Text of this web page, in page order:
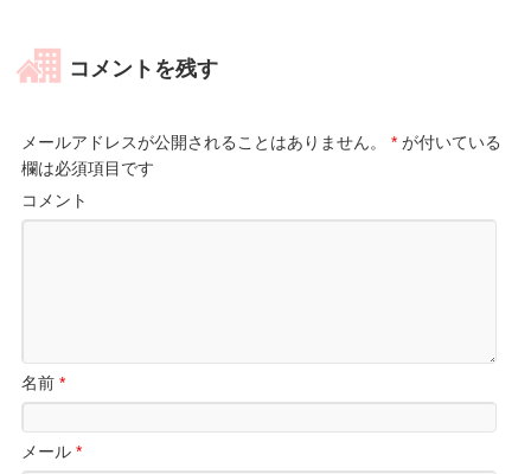
コメントを残す
メールアドレスが公開されることはありません。 * が付いている
欄は必須項目です
コメント
名前*
メール*